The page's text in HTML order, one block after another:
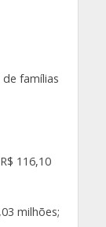
famílias
116,10
milhões;